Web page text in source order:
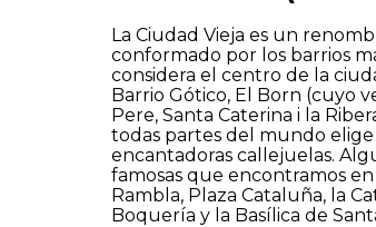
La Ciudad Vieja es un
conformado por los barrios
considera el centro de la
Barrio Gótico, El Born (cuyo
Pere, Santa Caterina i la
todas partes del mundo
encantadoras callejuelas.
famosas que encontramos en
Rambla, Plaza Cataluña, la
Boquería y la Basílica de